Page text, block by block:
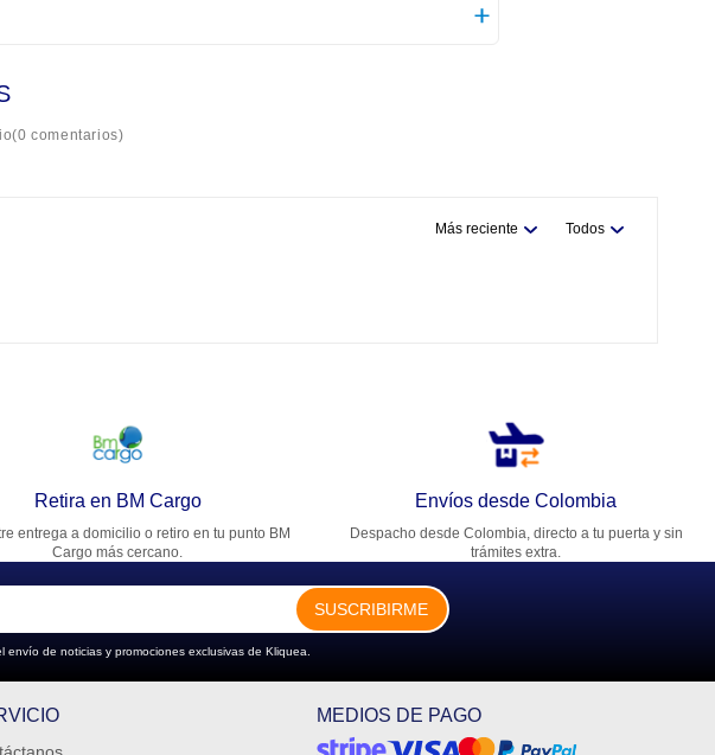
(0 comentarios)
COMENTARIO
Más reciente Todos
Retira en BM Cargo
entrega a domicilio o retiro en tu punto BM
Cargo más cercano.
Envíos desde Colombia
Despacho desde Colombia, directo a tu puerta y sin
trámites extra.
SUSCRIBIRME
envío de noticias y promociones exclusivas de Kliquea.
MEDIOS DE PAGO